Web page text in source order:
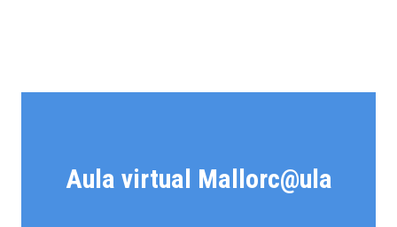
Aula virtual Mallorc@ula